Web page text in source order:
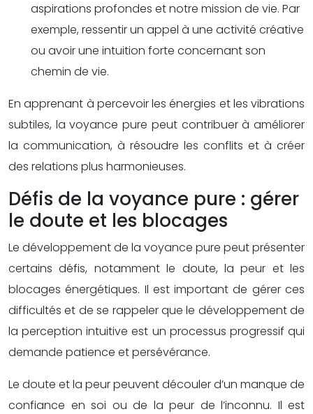
aspirations profondes et notre mission de vie. Par
exemple, ressentir un appel à une activité créative
ou avoir une intuition forte concernant son
chemin de vie.
En apprenant à percevoir les énergies et les vibrations
subtiles, la voyance pure peut contribuer à améliorer
la communication, à résoudre les conflits et à créer
des relations plus harmonieuses.
Défis de la voyance pure : gérer
le doute et les blocages
Le développement de la voyance pure peut présenter
certains défis, notamment le doute, la peur et les
blocages énergétiques. Il est important de gérer ces
difficultés et de se rappeler que le développement de
la perception intuitive est un processus progressif qui
demande patience et persévérance.
Le doute et la peur peuvent découler d’un manque de
confiance en soi ou de la peur de l’inconnu. Il est